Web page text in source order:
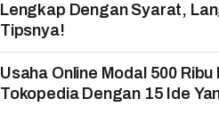
Lengkap Dengan Syarat,
Tipsnya!
Usaha Online Modal 500 Ribu
Tokopedia Dengan 15 Ide